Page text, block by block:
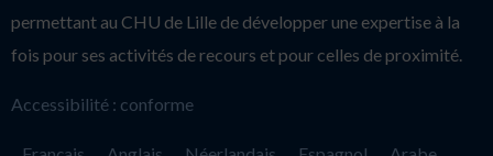
permettant au CHU de Lille de développer une expertise à la
fois pour ses activités de recours et pour celles de proximité.
Accessibilité : conforme